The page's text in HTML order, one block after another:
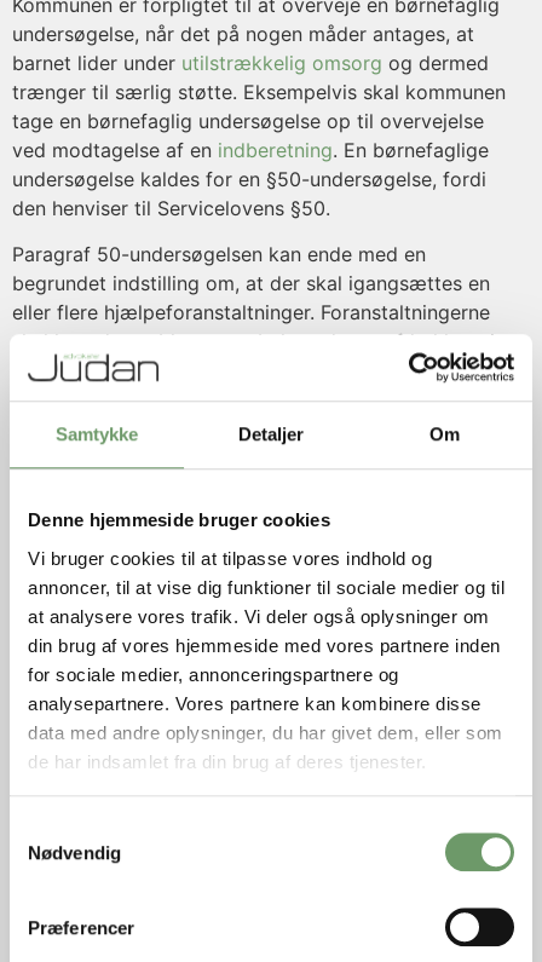
Samtykke Detaljer Om
Denne hjemmeside bruger cookies
Vi bruger cookies til at tilpasse vores indhold og
annoncer, til at vise dig funktioner til sociale medier og til
at analysere vores trafik. Vi deler også oplysninger om
din brug af vores hjemmeside med vores partnere inden
for sociale medier, annonceringspartnere og
analysepartnere. Vores partnere kan kombinere disse
data med andre oplysninger, du har givet dem, eller som
de har indsamlet fra din brug af deres tjenester.
Nødvendig
Præferencer
undersøgelse, når det på nogen måder antages, at
barnet lider under utilstrækkelig omsorg og dermed
trænger til særlig støtte. Eksempelvis skal kommunen
tage en børnefaglig undersøgelse op til overvejelse
ved modtagelse af en indberetning. En børnefaglige
undersøgelse kaldes for en §50-undersøgelse, fordi
den henviser til Servicelovens §50.
Paragraf 50-undersøgelsen kan ende med en
begrundet indstilling om, at der skal igangsættes en
eller flere hjælpeforanstaltninger. Foranstaltningerne
skal løse de problemer og behov, der er afdækket via
den børnefaglige undersøgelse.
Behandling af barnets problemer
hele familien
Anbringelse af barnet uden for hjemmet
Anden hjælp, f.eks. rådgivning eller pædagogisk
støtte
Inden kommunen afgør, hvilke foranstaltninger, der
skal igangsættes, skal der udarbejdes en konkret
handleplan.
Skal dit barn gennem en